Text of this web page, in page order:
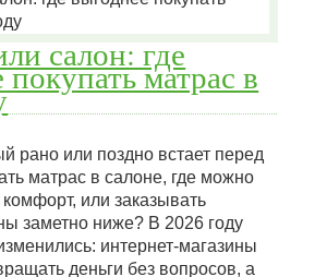
салон: где
матрас в
рано или поздно встает перед
матрас в салоне, где можно
комфорт, или заказывать
заметно ниже? В 2026 году
интернет-магазины
деньги без вопросов, а